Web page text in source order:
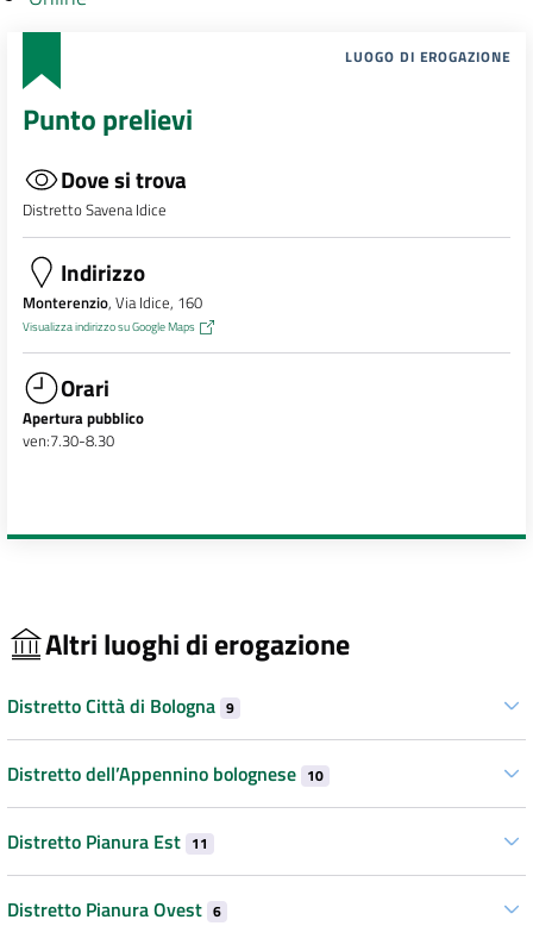
LUOGO DI EROGAZIONE
Punto prelievi
Dove si trova
Distretto Savena Idice
Indirizzo
Monterenzio, Via Idice, 160
Visualizza indirizzo su Google Maps
Orari
Apertura pubblico
ven:7.30-8.30
Altri luoghi di erogazione
Distretto Città di Bologna 9
Distretto dell’Appennino bolognese 10
Distretto Pianura Est 11
Distretto Pianura Ovest 6